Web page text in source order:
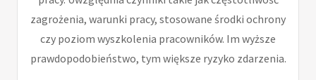
zagrożenia, warunki pracy, stosowane środki ochrony
czy poziom wyszkolenia pracowników. Im wyższe
prawdopodobieństwo, tym większe ryzyko zdarzenia.